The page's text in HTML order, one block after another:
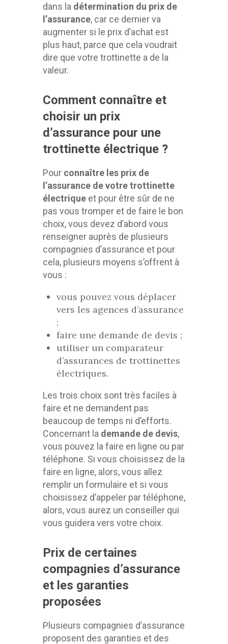
dans la détermination du prix de
l’assurance, car ce dernier va
augmenter si le prix d’achat est
plus haut, parce que cela voudrait
dire que votre trottinette a de la
valeur.
Comment connaître et
choisir un prix
d’assurance pour une
trottinette électrique ?
Pour connaître les prix de
l’assurance de votre trottinette
électrique et pour être sûr de ne
pas vous tromper et de faire le bon
choix, vous devez d’abord vous
renseigner auprès de plusieurs
compagnies d’assurance et pour
cela, plusieurs moyens s’offrent à
vous :
vous pouvez vous déplacer
vers les agences d’assurance
;
faire une demande de devis ;
utiliser un comparateur
d’assurances de trottinettes
électriques.
Les trois choix sont très faciles à
faire et ne demandent pas
beaucoup de temps ni d’efforts.
Concernant la demande de devis,
vous pouvez la faire en ligne ou par
téléphone. Si vous choisissez de la
faire en ligne, alors, vous allez
remplir un formulaire et si vous
choisissez d’appeler par téléphone,
alors, vous aurez un conseiller qui
vous guidera vers votre choix.
Prix de certaines
compagnies d’assurance
et les garanties
proposées
Plusieurs compagnies d’assurance
proposent des garanties et des